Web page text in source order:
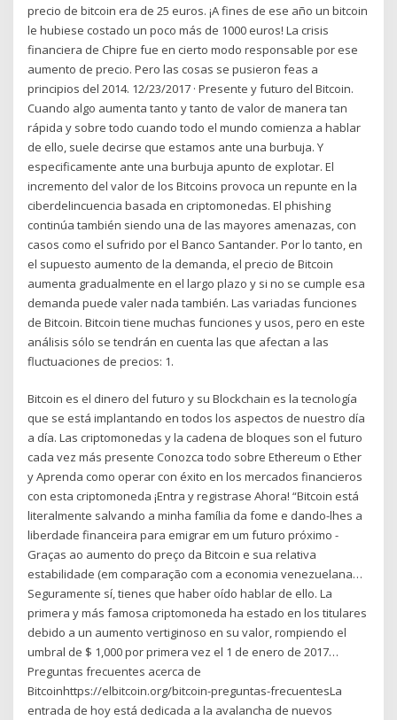
precio de bitcoin era de 25 euros. ¡A fines de ese año un bitcoin
le hubiese costado un poco más de 1000 euros! La crisis
financiera de Chipre fue en cierto modo responsable por ese
aumento de precio. Pero las cosas se pusieron feas a
principios del 2014. 12/23/2017 · Presente y futuro del Bitcoin.
Cuando algo aumenta tanto y tanto de valor de manera tan
rápida y sobre todo cuando todo el mundo comienza a hablar
de ello, suele decirse que estamos ante una burbuja. Y
especificamente ante una burbuja apunto de explotar. El
incremento del valor de los Bitcoins provoca un repunte en la
ciberdelincuencia basada en criptomonedas. El phishing
continúa también siendo una de las mayores amenazas, con
casos como el sufrido por el Banco Santander. Por lo tanto, en
el supuesto aumento de la demanda, el precio de Bitcoin
aumenta gradualmente en el largo plazo y si no se cumple esa
demanda puede valer nada también. Las variadas funciones
de Bitcoin. Bitcoin tiene muchas funciones y usos, pero en este
análisis sólo se tendrán en cuenta las que afectan a las
fluctuaciones de precios: 1.
Bitcoin es el dinero del futuro y su Blockchain es la tecnología
que se está implantando en todos los aspectos de nuestro día
a día. Las criptomonedas y la cadena de bloques son el futuro
cada vez más presente Conozca todo sobre Ethereum o Ether
y Aprenda como operar con éxito en los mercados financieros
con esta criptomoneda ¡Entra y registrase Ahora! “Bitcoin está
literalmente salvando a minha família da fome e dando-lhes a
liberdade financeira para emigrar em um futuro próximo -
Graças ao aumento do preço da Bitcoin e sua relativa
estabilidade (em comparação com a economia venezuelana…
Seguramente sí, tienes que haber oído hablar de ello. La
primera y más famosa criptomoneda ha estado en los titulares
debido a un aumento vertiginoso en su valor, rompiendo el
umbral de $ 1,000 por primera vez el 1 de enero de 2017…
Preguntas frecuentes acerca de
Bitcoinhttps://elbitcoin.org/bitcoin-preguntas-frecuentesLa
entrada de hoy está dedicada a la avalancha de nuevos